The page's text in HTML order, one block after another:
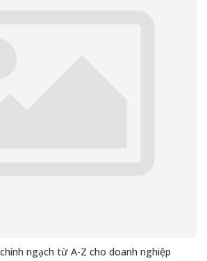
ngạch từ A-Z cho doanh nghiệp